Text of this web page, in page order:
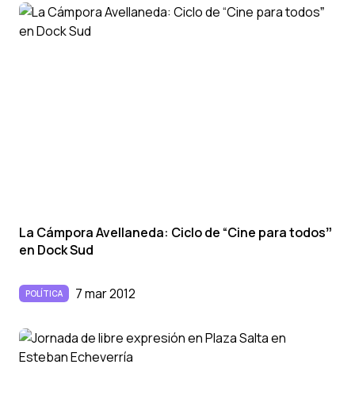
La Cámpora Avellaneda: Ciclo de “Cine para todosˮ
en Dock Sud
POLÍTICA 7 mar 2012